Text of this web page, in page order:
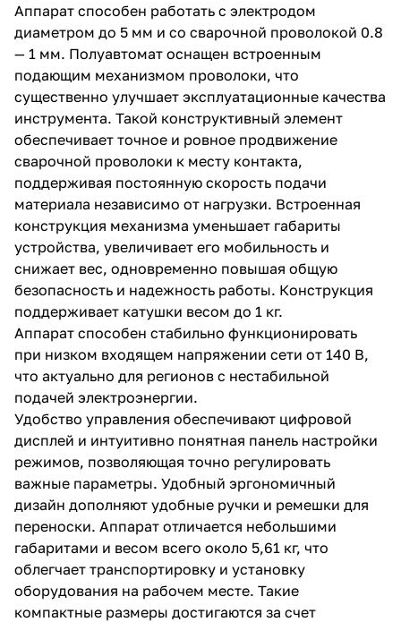
Аппарат способен работать с электродом
диаметром до 5 мм и со сварочной проволокой 0.8
— 1 мм. Полуавтомат оснащен встроенным
подающим механизмом проволоки, что
существенно улучшает эксплуатационные качества
инструмента. Такой конструктивный элемент
обеспечивает точное и ровное продвижение
сварочной проволоки к месту контакта,
поддерживая постоянную скорость подачи
материала независимо от нагрузки. Встроенная
конструкция механизма уменьшает габариты
устройства, увеличивает его мобильность и
снижает вес, одновременно повышая общую
безопасность и надежность работы. Конструкция
поддерживает катушки весом до 1 кг.
Аппарат способен стабильно функционировать
при низком входящем напряжении сети от 140 В,
что актуально для регионов с нестабильной
подачей электроэнергии.
Удобство управления обеспечивают цифровой
дисплей и интуитивно понятная панель настройки
режимов, позволяющая точно регулировать
важные параметры. Удобный эргономичный
дизайн дополняют удобные ручки и ремешки для
переноски. Аппарат отличается небольшими
габаритами и весом всего около 5,61 кг, что
облегчает транспортировку и установку
оборудования на рабочем месте. Такие
компактные размеры достигаются за счет
раз в 2 недели